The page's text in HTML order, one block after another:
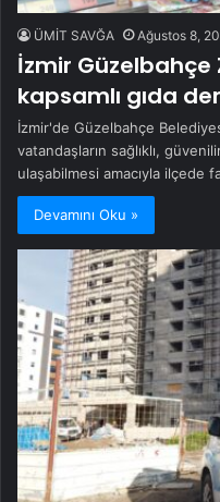
ÜMİT SAVĞA Ağustos 8,
İzmir Güzelbahçe
kapsamlı gıda
İzmir'de Güzelbahçe
vatandaşların sağlıklı,
ulaşabilmesi amacıyla ilçede
Devamını Oku »